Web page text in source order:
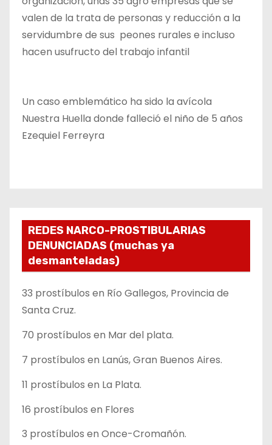
valen de la trata de personas y reducción a la
servidumbre de sus peones rurales e incluso
hacen usufructo del trabajo infantil
Un caso emblemático ha sido la avícola
Nuestra Huella donde falleció el niño de 5 años
Ezequiel Ferreyra
REDES NARCO-PROSTIBULARIAS
DENUNCIADAS (muchas ya
desmanteladas)
33 prostíbulos en Río Gallegos, Provincia de
Santa Cruz.
70 prostíbulos en Mar del plata.
7 prostíbulos en Lanús, Gran Buenos Aires.
11 prostíbulos en La Plata.
16 prostíbulos en Flores
3 prostíbulos en Once-Cromañón.